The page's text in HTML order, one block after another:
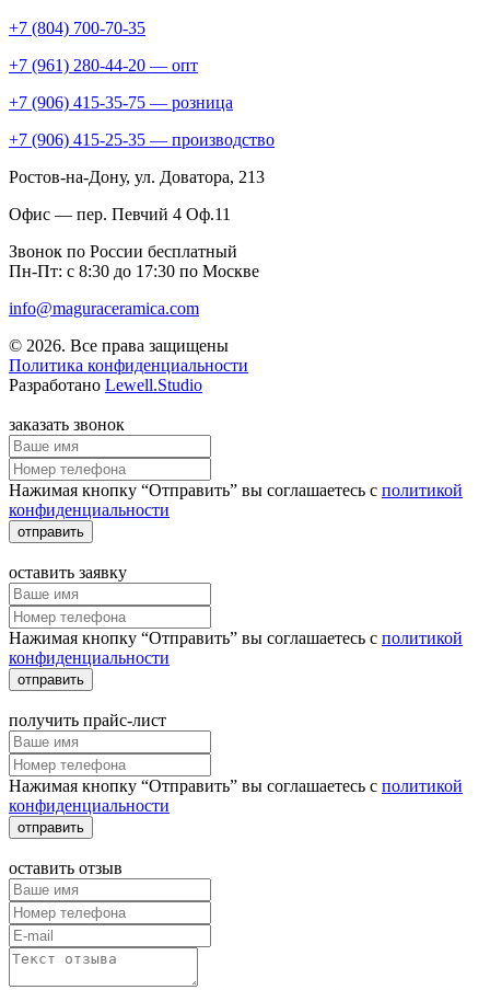
+7 (804) 700-70-35
+7 (961) 280-44-20 — опт
+7 (906) 415-35-75 — розница
+7 (906) 415-25-35 — производство
Ростов-на-Дону, ул. Доватора, 213
Офис — пер. Певчий 4 Оф.11
Звонок по России бесплатный
Пн-Пт: с 8:30 до 17:30 по Москве
info@maguraceramica.com
© 2026. Все права защищены
Политика конфиденциальности
Разработано Lewell.Studio
заказать звонок
Нажимая кнопку “Отправить” вы соглашаетесь с политикой
конфиденциальности
отправить
оставить заявку
Нажимая кнопку “Отправить” вы соглашаетесь с политикой
конфиденциальности
отправить
получить прайс-лист
Нажимая кнопку “Отправить” вы соглашаетесь с политикой
конфиденциальности
отправить
оставить отзыв